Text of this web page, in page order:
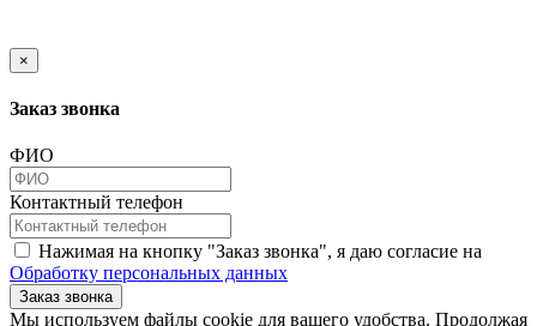
×
Заказ звонка
ФИО
Контактный телефон
Нажимая на кнопку "Заказ звонка", я даю согласие на
Обработку персональных данных
Заказ звонка
​​​​​​​Мы используем файлы cookie для вашего удобства. Продолжая